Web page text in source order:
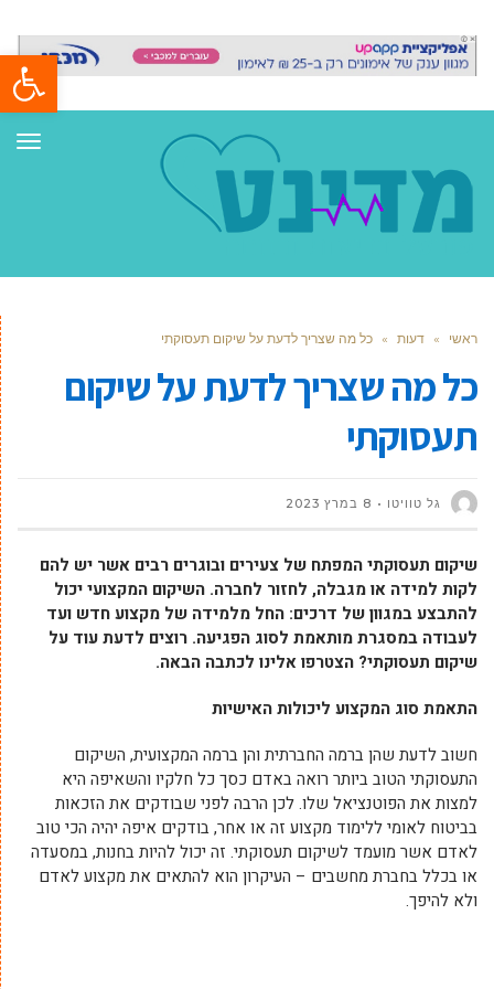
פתח
ראשי » דעות » כל מה שצריך לדעת על שיקום תעסוקתי
כל מה שצריך לדעת על שיקום
תעסוקתי
גל טוויטו 8 במרץ 2023
שיקום תעסוקתי המפתח של צעירים ובוגרים רבים אשר יש להם
לקות למידה או מגבלה, לחזור לחברה. השיקום המקצועי יכול
להתבצע במגוון של דרכים: החל מלמידה של מקצוע חדש ועד
לעבודה במסגרת מותאמת לסוג הפגיעה. רוצים לדעת עוד על
שיקום תעסוקתי? הצטרפו אלינו לכתבה הבאה.
התאמת סוג המקצוע ליכולות האישיות
חשוב לדעת שהן ברמה החברתית והן ברמה המקצועית, השיקום
התעסוקתי הטוב ביותר רואה באדם כסך כל חלקיו והשאיפה היא
למצות את הפוטנציאל שלו. לכן הרבה לפני שבודקים את הזכאות
בביטוח לאומי ללימוד מקצוע זה או אחר, בודקים איפה יהיה הכי טוב
לאדם אשר מועמד לשיקום תעסוקתי. זה יכול להיות בחנות, במסעדה
או בכלל בחברת מחשבים – העיקרון הוא להתאים את מקצוע לאדם
ולא להיפך.